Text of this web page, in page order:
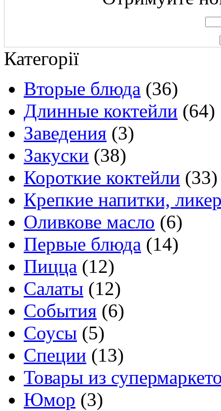
Категорії
Вторые блюда (36)
Длинные коктейли (64)
Заведения (3)
Закуски (38)
Короткие коктейли (33)
Крепкие напитки,
Оливкове масло (6)
Первые блюда (14)
Пицца (12)
Салаты (12)
События (6)
Соусы (5)
Специи (13)
Товары из
Юмор (3)